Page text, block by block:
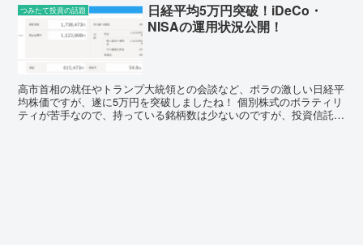
つみたて投資の話題
日経平均5万円突破！iDeCo・
NISAの運用状況公開！
高市首相の就任やトランプ大統領との会談など、ボラの激しい日経平
均株価ですが、遂に5万円を突破しましたね！ 個別株式のボラティリ
ティが苦手なので、持っている銘柄数は少ないのですが、投資信託は